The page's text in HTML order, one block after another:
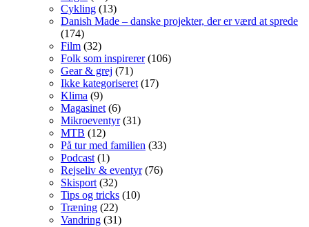
Cykling (13)
Danish Made – danske projekter, der er værd at sprede
(174)
Film (32)
Folk som inspirerer(106)
Gear & grej (71)
Ikke kategoriseret (17)
Klima (9)
Magasinet (6)
Mikroeventyr(31)
MTB (12)
På tur med familien (33)
Podcast (1)
Rejseliv & eventyr(76)
Skisport (32)
Tips og tricks (10)
Træning (22)
Vandring (31)